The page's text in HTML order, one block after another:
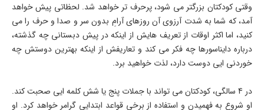
وقتی کودکتان بزرگتر می شود، پرحرف تر خواهد شد. لحظاتی پیش خواهد
آمد، که شما به شدت آرزوی آن روزهای آرامِ بدون سر و صدا و حرف را می
کنید، اما اکثر اوقات از تعریف هایش از اینکه در پیش دبستانی چه گذشته،
درباره دایناسورها چه فکر می کند و تعاریفش از اینکه بهترین دوستش چه
خوردنی ایی دوست دارد، لذت خواهید برد.
در 4 سالگی، کودکتان می تواند با جملات پنج یا شش کلمه ایی صحبت کند.
او شروع به فهمیدن و استفاده از برخی قواعد ابتدایی گرامر خواهد کرد. او